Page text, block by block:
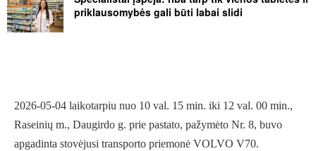
priklausomybės gali būti labai slidi
2026-05-04 laikotarpiu nuo 10 val. 15 min. iki 12 val. 00 min.,
Raseinių m., Daugirdo g. prie pastato, pažymėto Nr. 8, buvo
apgadinta stovėjusi transporto priemonė VOLVO V70.